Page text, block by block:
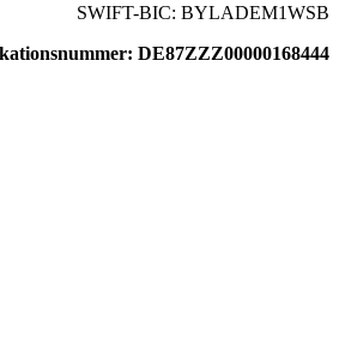
SWIFT-BIC: BYLADEM1WSB
DE87ZZZ00000168444